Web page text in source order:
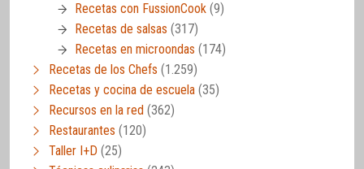
Recetas con FussionCook (9)
Recetas de salsas (317)
Recetas en microondas (174)
Recetas de los Chefs (1.259)
Recetas y cocina de escuela (35)
Recursos en la red (362)
Restaurantes (120)
Taller I+D (25)